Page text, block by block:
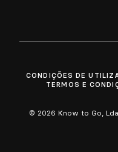
CONDIÇÕES DE
TERMOS E
© 2026 Know to Go,